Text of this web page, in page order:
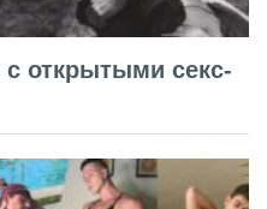
открытыми секс-